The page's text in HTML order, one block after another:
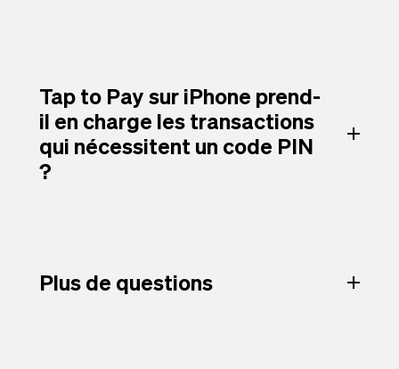
Tap to Pay sur iPhone prend-
il en charge les transactions
qui nécessitent un code PIN
?
Plus de questions